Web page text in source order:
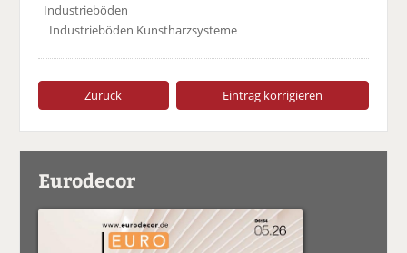
Industrieböden
Industrieböden Kunstharzsysteme
Zurück Eintrag korrigieren
Eurodecor